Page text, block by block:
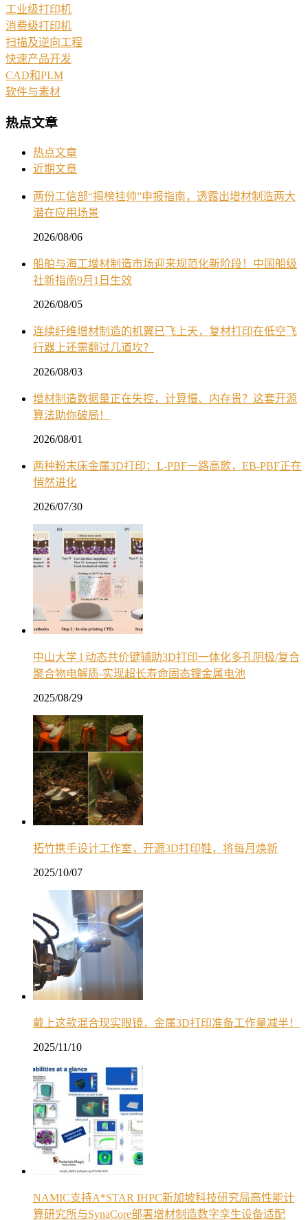
工业级打印机
消费级打印机
扫描及逆向工程
快速产品开发
CAD和PLM
软件与素材
热点文章
热点文章
近期文章
两份工信部“揭榜挂帅”申报指南，透露出增材制造两大
潜在应用场景
2026/08/06
船舶与海工增材制造市场迎来规范化新阶段！中国船级
社新指南9月1日生效
2026/08/05
连续纤维增材制造的机翼已飞上天，复材打印在低空飞
行器上还需翻过几道坎？
2026/08/03
增材制造数据量正在失控，计算慢、内存贵？这套开源
算法助你破局！
2026/08/01
两种粉末床金属3D打印：L-PBF一路高歌，EB-PBF正在
悄然进化
2026/07/30
中山大学 l 动态共价键辅助3D打印一体化多孔阴极/复合
聚合物电解质-实现超长寿命固态锂金属电池
2025/08/29
拓竹携手设计工作室，开源3D打印鞋，将每月焕新
2025/10/07
戴上这款混合现实眼镜，金属3D打印准备工作量减半！
2025/11/10
NAMIC支持A*STAR IHPC新加坡科技研究局高性能计
算研究所与SynaCore部署增材制造数字孪生设备适配